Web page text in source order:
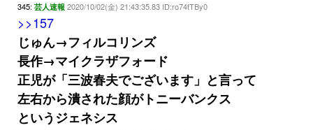
345: 芸人速報 2020/10/02(金) 21:43:35.83 ID:ro74tTBy0
>>157
じゅん→フィルコリンズ
長作→マイクラザフォード
正児が「三波春夫でございます」と言って
左右から潰された顔がトニーバンクス
というジェネシス